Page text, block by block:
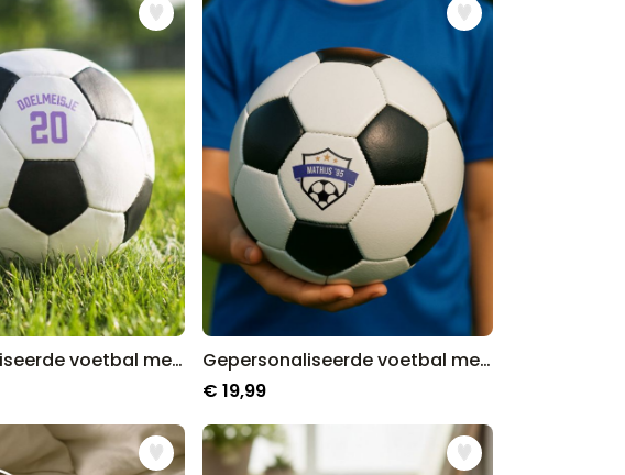
Gepersonaliseerde voetbal met tekst en nummer
Gepersonaliseerde voetbal met tekst en wapen
€ 19,99